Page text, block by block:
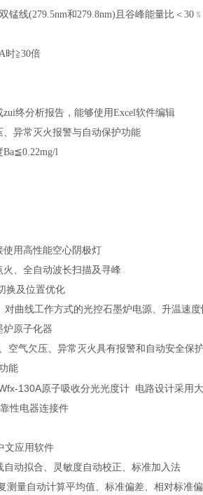
锰线(279.5nm和279.8nm)且谷峰能量比＜30﹪
时≧30倍
终分析报告，能够使用Excel软件编辑
异常灭火报警与自动保护功能
l
用高性能空心阴极灯
、全自动波长扫描及寻峰
及位置优化
线工作方式的光控石墨炉电源、升温速
原子化器
气欠压、异常灭火具有报警和自动安全保
能
130A原子吸收分光光度计 电路设计采用
性电器连接件
文应用软件
动拟合、灵敏度自动校正、标准加入法
测量自动计算平均值、标准偏差、相对标准